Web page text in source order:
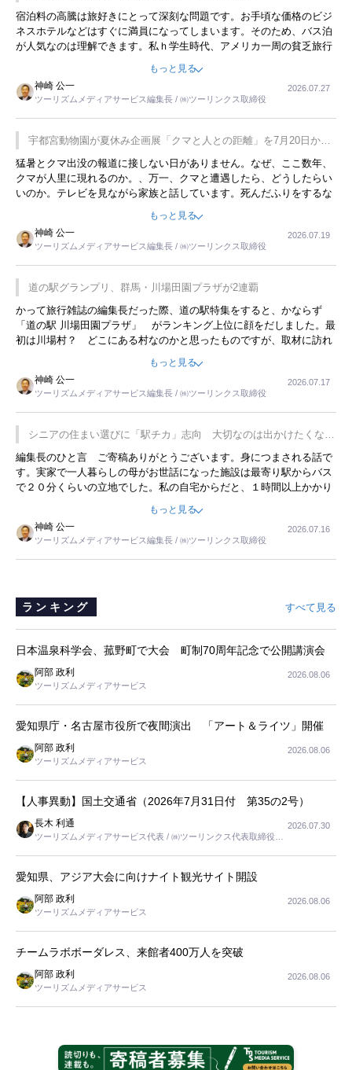
宿泊料の高騰は旅好きにとって深刻な問題です。お手頃な価格のビジ
ネスホテルなどはすぐに満員になってしまいます。そのため、バス泊
が人気なのは理解できます。私ｈ学生時代、アメリカ一周の貧乏旅行
をした時は、移動はグレイハウンドバスでした。夕方から夜の便を利
用してホテル代を浮かせていました。ただし、若いからできたことで
す。若い人が夜行バスで京都に行った、青森に行ったと聞くと、疲れ
が残らないのかなと思ってしまいます。
もっと見る
神崎 公一
ツーリズムメディアサービス編集長 / ㈱ツーリンクス取締役
2026.07.27
宇都宮動物園が夏休み企画展「クマと人との距離」を7月20日から
開催
猛暑とクマ出没の報道に接しない日がありません。なぜ、ここ数年、
クマが人里に現れるのか。、万一、クマと遭遇したら、どうしたらい
いのか。テレビを見ながら家族と話しています。死んだふりをするな
んてことは、冗談でもいえません。そんな中で、この企画展はタイム
もっと見る
神崎 公一
ツーリズムメディアサービス編集長 / ㈱ツーリンクス取締役
2026.07.19
道の駅グランプリ、群馬・川場田園プラザが2連覇
かって旅行雑誌の編集長だった際、道の駅特集をすると、かならず
「道の駅 川場田園プラザ」 がランキング上位に顔をだしました。最
初は川場村？ どこにある村なのかと思ったものですが、取材に訪れ
永井 彰一社長にインタビューしたら、興味深い話が次々が飛び出しま
した。プレゼンも巧みで、今でも思い出すことが２つあります。一つ
は、従業員に東京ディズニーランドを見学させ、サービス業、接客業
の何かを理解してもらっていることです。 もう一つは1800円もする
プレミアムヨーグルトを販売するにあたり、社内に懸念もあったそう
です。永井社長は、駐車場に都内ナンバーの高級外車が停まっている
ことに目をつけ、高級商品でも売れると確信したそうです。今回の記
事を懐かしく読みました。
もっと見る
神崎 公一
ツーリズムメディアサービス編集長 / ㈱ツーリンクス取締役
2026.07.17
シニアの住まい選びに「駅チカ」志向 大切なのは出かけたくなる
暮らし
編集長のひと言 ご寄稿ありがとうございます。身につまされる話で
す。実家で一人暮らしの母がお世話になった施設は最寄り駅からバス
で２０分くらいの立地でした。私の自宅からだと、１時間以上かかり
ました。母の住まいから近いという理由で、その施設を選択したので
すが、私と妹にとっては、半日仕事ででした。シニアの住まい選び
は、当人だけではなく、世話をする家族の足の便も考えない外池ない
と思いました。
もっと見る
神崎 公一
ツーリズムメディアサービス編集長 / ㈱ツーリンクス取締役
2026.07.16
ランキング すべて見る
日本温泉科学会、菰野町で大会 町制70周年記念で公開講演会
阿部 政利
ツーリズムメディアサービス
2026.08.06
愛知県庁・名古屋市役所で夜間演出 「アート＆ライツ」開催
阿部 政利
ツーリズムメディアサービス
2026.08.06
【人事異動】国土交通省（2026年7月31日付 第35の2号）
長木 利通
ツーリズムメディアサービス代表 / ㈱ツーリンクス代表取締役社
2026.07.30
愛知県、アジア大会に向けナイト観光サイト開設
阿部 政利
ツーリズムメディアサービス
2026.08.06
チームラボボーダレス、来館者400万人を突破
阿部 政利
ツーリズムメディアサービス
2026.08.06